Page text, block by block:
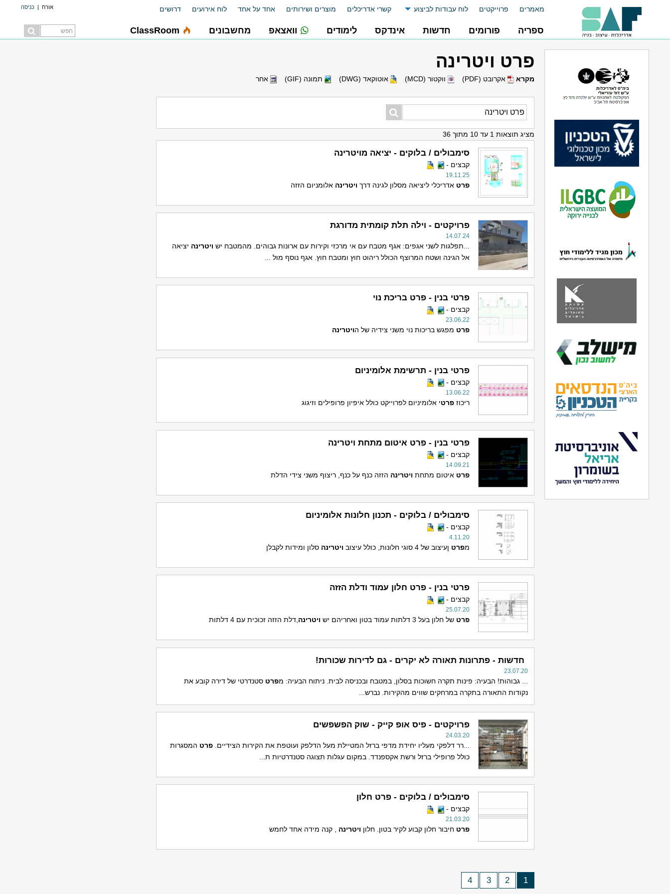
אורח | כניסה מאמרים פרוייקטים לוח עבודות לביצוע קשרי אדריכלים מוצרים ושירותים אחד על אחד לוח אירועים דרושים
ספריה פורומים חדשות אינדקס לימודים וואצאפ מחשבונים ClassRoom
פרט ויטרינה
מקרא אקרובט (PDF) ווקטור (MCD) אוטוקאד (DWG) תמונה (GIF) אחר
מציג תוצאות 1 עד 10 מתוך 36
סימבולים / בלוקים - יציאה מויטרינה
קבצים -
19.11.25
פרט אדריכלי ליציאה מסלון לגינה דרך ויטרינה אלומניום הזזה
פרויקטים - וילה תלת קומתית מדורגת
14.07.24
...תפלגות לשני אגפים: אגף מטבח עם אי מרכזי וקירות עם ארונות גבוהים. מהמטבח יש ויטרינה יציאה
אל הגינה ושטח המרוצף הכולל ריהוט חוץ ומטבח חוץ. אגף נוסף מול ...
פרטי בנין - פרט בריכת נוי
קבצים -
23.06.22
פרט מפגש בריכות נוי משני צידיה של הויטרינה
פרטי בנין - תרשימת אלומיניום
קבצים -
13.06.22
ריכוזפרטי אלומיניום לפרוייקט כולל איפיון פרופילים וזיגוג
פרטי בנין - פרט איטום מתחת ויטרינה
קבצים -
14.09.21
פרט איטום מתחת ויטרינה הזזה כנף על כנף, ריצוף משני צידי הדלת
סימבולים / בלוקים - תכנון חלונות אלומיניום
קבצים -
4.11.20
מפרט ןעיצוב של 4 סוגי חלונות, כולל עיצוב ויטרינה סלון ומידות לקבלן
פרטי בנין - פרט חלון עמוד ודלת הזזה
קבצים -
25.07.20
פרט של חלון בעל 3 דלתות עמוד בטון ואחריהם יש ויטרינה,דלת הזזה זכוכית עם 4 דלתות
חדשות - פתרונות תאורה לא יקרים - גם לדירות שכורות!
23.07.20
... גבוהות! הבעיה: פינות תקרה חשוכות בסלון, במטבח ובכניסה לבית. ניתוח הבעיה: מפרט סטנדרטי של דירה קובע את
נקודות התאורה בתקרה במרחקים שווים מהקירות. נברש...
פרויקטים - פיס אופ קייק - שוק הפשפשים
24.03.20
...רר דלפקי מעליו יחידת מדפי ברזל המטיילת מעל הדלפק ועוטפת את הקירות הצידיים.פרט המסגרות
כולל פרופילי ברזל ורשת אקספנדד. במקום עגלות תצוגה סטנדרטיות ת...
סימבולים / בלוקים - פרט חלון
קבצים -
21.03.20
פרט חיבור חלון קבוע לקיר בטון. חלון ויטרינה , קנה מידה אחד לחמש
1
2
3
4